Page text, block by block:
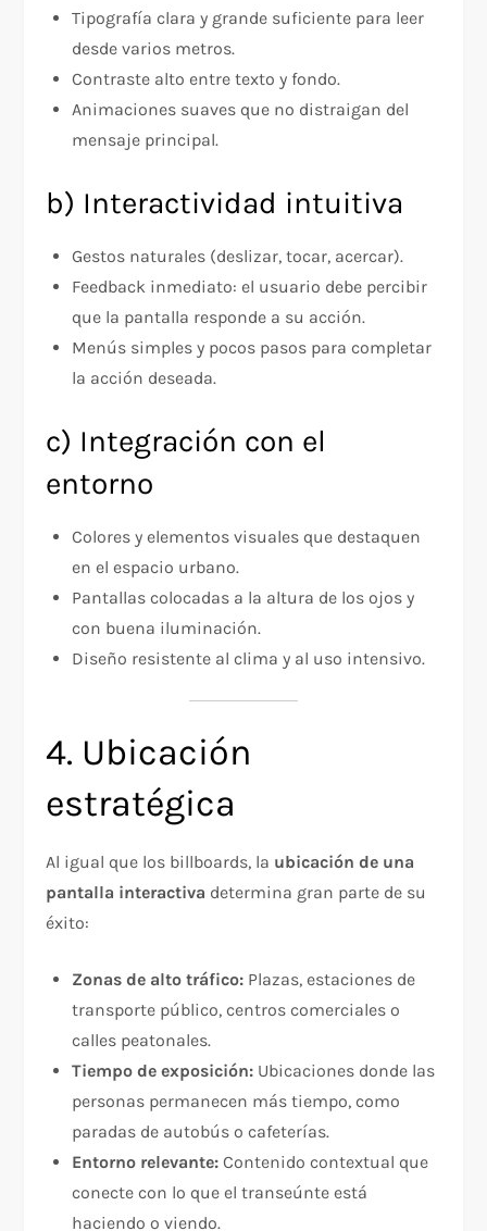
Tipografía clara y grande suficiente para leer
desde varios metros.
Contraste alto entre texto y fondo.
Animaciones suaves que no distraigan del
mensaje principal.
b) Interactividad intuitiva
Gestos naturales (deslizar, tocar, acercar).
Feedback inmediato: el usuario debe percibir
que la pantalla responde a su acción.
Menús simples y pocos pasos para completar
la acción deseada.
c) Integración con el
entorno
Colores y elementos visuales que destaquen
en el espacio urbano.
Pantallas colocadas a la altura de los ojos y
con buena iluminación.
Diseño resistente al clima y al uso intensivo.
4. Ubicación
estratégica
Al igual que los billboards, la ubicación de una
pantalla interactiva determina gran parte de su
éxito:
Zonas de alto tráfico: Plazas, estaciones de
transporte público, centros comerciales o
calles peatonales.
Tiempo de exposición: Ubicaciones donde las
personas permanecen más tiempo, como
paradas de autobús o cafeterías.
Entorno relevante: Contenido contextual que
conecte con lo que el transeúnte está
haciendo o viendo.